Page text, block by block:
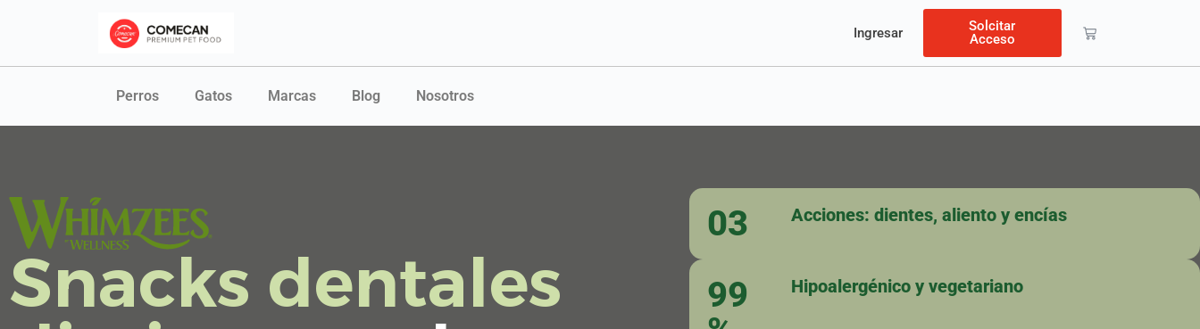
Ingresar
Solcitar
Acceso
Perros Gatos Marcas Blog Nosotros
Snacks dentales
03 Acciones: dientes, aliento y encías
99
Hipoalergénico y vegetariano